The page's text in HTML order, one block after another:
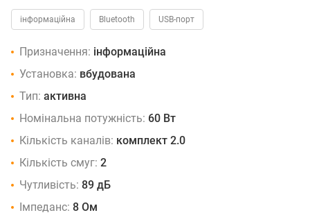
інформаційна Bluetooth USB-порт
Призначення: інформаційна
Установка: вбудована
Тип: активна
Номінальна потужність: 60 Вт
Кількість каналів: комплект 2.0
Кількість смуг: 2
Чутливість: 89 дБ
Імпеданс: 8 Ом